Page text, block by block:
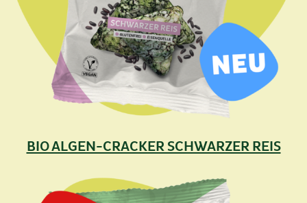
BIO ALGEN-CRACKER SCHWARZER REIS